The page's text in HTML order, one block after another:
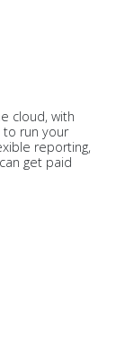
cloud, with
run your
reporting,
get paid